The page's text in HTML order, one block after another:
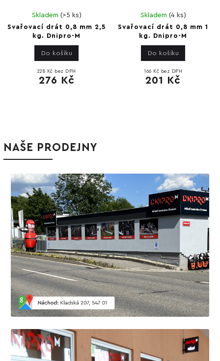
Svařovací drát 0,8 mm 2,5
kg. Dnipro-M
Skladem (>5 ks)
228 Kč bez DPH
276 Kč
Do košíku
Svařovací drát 0,8 mm 1
kg. Dnipro-M
Skladem (4 ks)
166 Kč bez DPH
201 Kč
Do košíku
NAŠE PRODEJNY